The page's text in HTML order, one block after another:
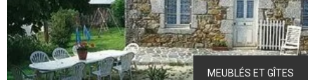
MEUBLÉS ET GÎTES